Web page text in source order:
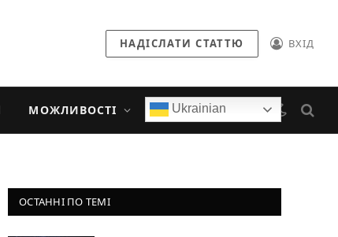
НАДІСЛАТИ СТАТТЮ ВХІД
МОЖЛИВОСТІ Ukrainian
ОСТАННІ ПО ТЕМІ